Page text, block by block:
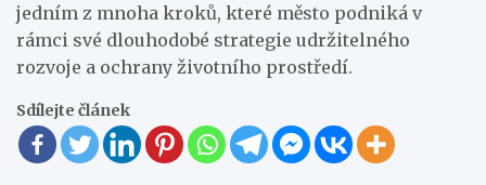
jedním z mnoha kroků, které město podniká v
rámci své dlouhodobé strategie udržitelného
rozvoje a ochrany životního prostředí.
Sdílejte článek